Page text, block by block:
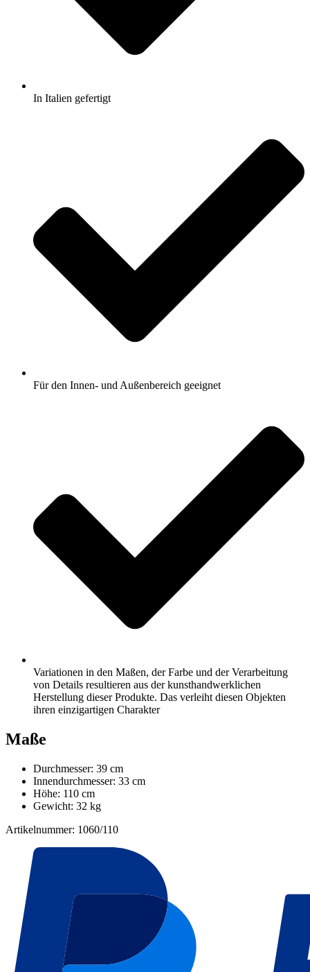
In Italien gefertigt
Für den Innen- und Außenbereich geeignet
Variationen in den Maßen, der Farbe und der Verarbeitung
von Details resultieren aus der kunsthandwerklichen
Herstellung dieser Produkte. Das verleiht diesen Objekten
ihren einzigartigen Charakter
Maße
Durchmesser: 39 cm
Innendurchmesser: 33 cm
Höhe: 110 cm
Gewicht: 32 kg
Artikelnummer: 1060/110